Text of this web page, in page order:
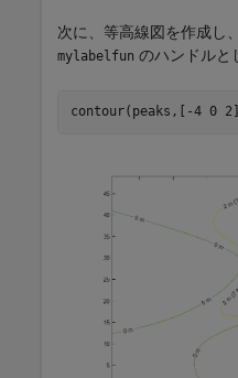
次に、等高線図を作成し、
mylabelfun のハンドルと
contour(peaks,[-4 0